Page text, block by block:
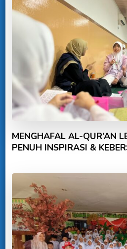
MENGHAFAL AL-QUR’AN
PENUH INSPIRASI &